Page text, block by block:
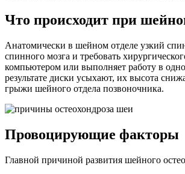
Что происходит при
Анатомически в шейном отделе узкий
спинного мозга и требовать
компьютером или выполняет работу в
результате диски усыхают, их высота
грыжи шейного отдела позвоночника.
Провоцирующие факторы
Главной причиной развития шейного